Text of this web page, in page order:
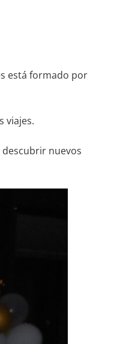
está formado por
viajes.
nuevos